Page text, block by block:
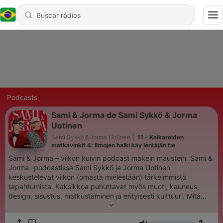
Podcasts
Sami & Jorma de Sami Sykkö & Jorma
Uotinen
Sami Sykkö & Jorma Uotinen
11 - Keikareiden
matkavinkit 4: Ilmojen halki käy lentäjän tie
Sami & Jorma – viikon kuivin podcast makein maustein. Sami &
Jorma -podcastissa Sami Sykkö ja Jorma Uotinen
keskustelevat viikon (omasta mielestään) tärkeimmistä
tapahtumista. Kaksikkoa puhuttavat myös muoti, kauneus,
design, sisustus, matkustaminen ja erityisesti kulttuuri. Mitä
paljastuu, kun Sami istuu Jorman rippituoliin? Mitä löytyy